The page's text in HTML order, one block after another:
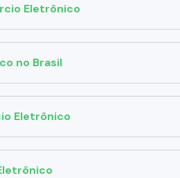
Eletrônico
no Brasil
Eletrônico